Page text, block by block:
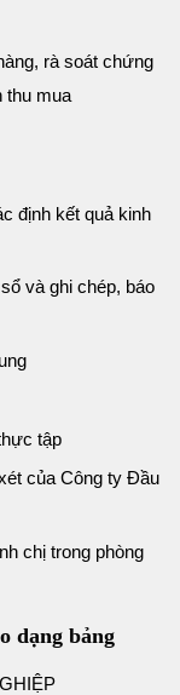
rà soát chứng
thu mua
định kết quả kinh
và ghi chép, báo
tập
của Công ty Đầu
chị trong phòng
dạng bảng